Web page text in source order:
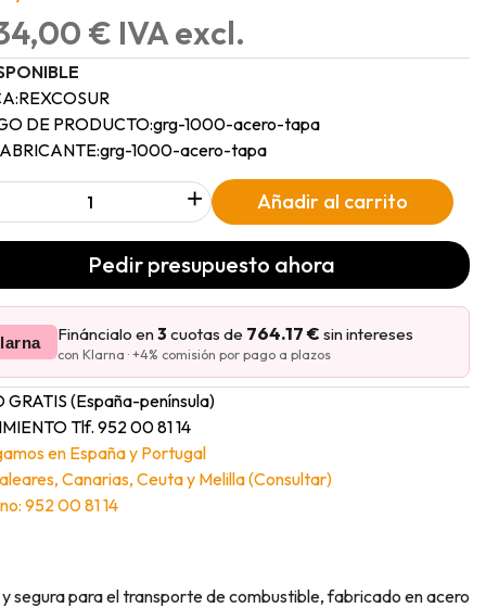
€ IVA excl.
REXCOSUR
DE PRODUCTO:grg-1000-acero-tapa
grg-1000-acero-tapa
+ Añadir al carrito
Pedir presupuesto ahora
Fináncialo en3 cuotas de 764.17 € sin intereses
con Klarna · +4% comisión por pago a plazos
GRATIS (España-península)
Tlf. 952 00 81 14
en España y Portugal
Canarias, Ceuta y Melilla (Consultar)
952 00 81 14
segura para el transporte de combustible, fabricado en acero